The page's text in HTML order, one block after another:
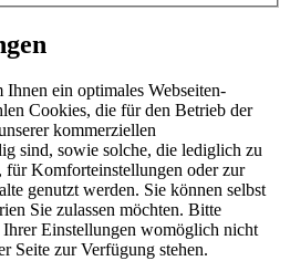
ein optimales Webseiten-
Cookies, die für den Betrieb der
kommerziellen
sind, sowie solche, die lediglich zu
für Komforteinstellungen oder zur
genutzt werden. Sie können selbst
Sie zulassen möchten. Bitte
Ihrer Einstellungen womöglich nicht
Seite zur Verfügung stehen.